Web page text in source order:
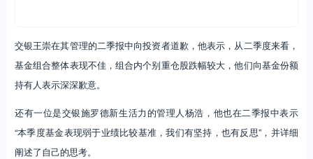
交银王崇在其管理的二季报中向投资者道歉，他表示，从二季度来看，
基金组合整体表现不佳，组合内个别重仓股跌幅较大，他们向基金份额
持有人表示深深歉意。
还有一位是交银施罗德新生活力的管理人杨浩，他也在二季报中表示
“本季度基金表现弱于业绩比较基准，我们有坚持，也有反思”，并详细
阐述了自己的思考。